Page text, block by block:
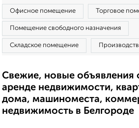
Офисное помещение Торговое
Помещение свободного назначения
Складское помещение
Свежие, новые объявления
аренде недвижимости,
дома, машиноместа,
недвижимость в Белгороде